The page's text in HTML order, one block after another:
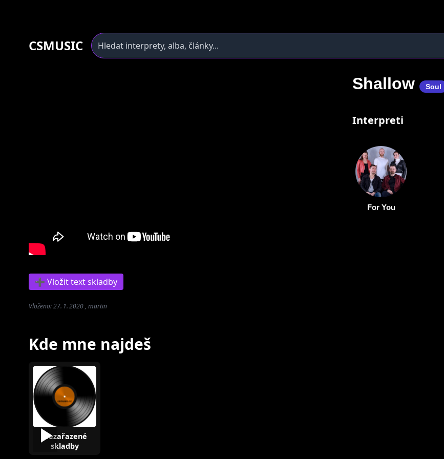
CSMUSIC
Shallow Soul
Interpreti
For You
➕ Vložit text skladby
Vloženo: 27. 1. 2020 , martin
Kde mne najdeš
Nezařazené
skladby